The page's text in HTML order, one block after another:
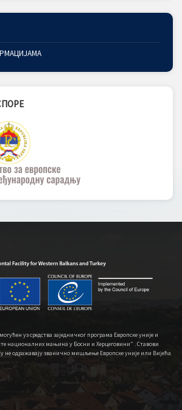
уз средства заједничког програма Европске уније и
националних мањина у Босни и Херцеговини” . Ставови
не одражавају званично мишљење Европске уније или Вијећа